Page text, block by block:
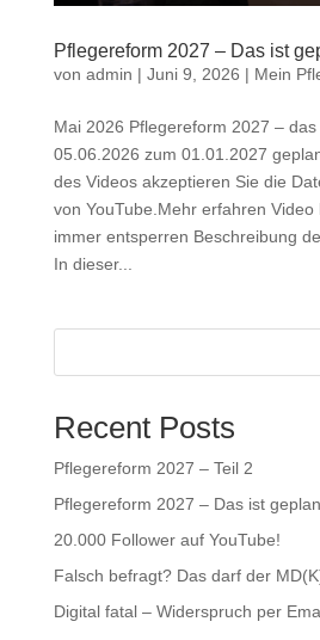
Pflegereform 2027 – Das ist
von admin | Juni 9, 2026 | Mein
Mai 2026 Pflegereform 2027 –
05.06.2026 zum 01.01.2027
des Videos akzeptieren Sie die
von YouTube.Mehr erfahren Video
immer entsperren Beschreibung
In dieser...
Recent Posts
Pflegereform 2027 – Teil 2
Pflegereform 2027 – Das ist
20.000 Follower auf YouTube!
Falsch befragt? Das darf der
Digital fatal – Widerspruch per